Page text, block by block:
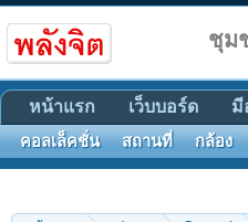
ชุม
หน้าแรก เว็บบอร์ด มี
คอลเล็คชั่น สถานที่ กล้อง